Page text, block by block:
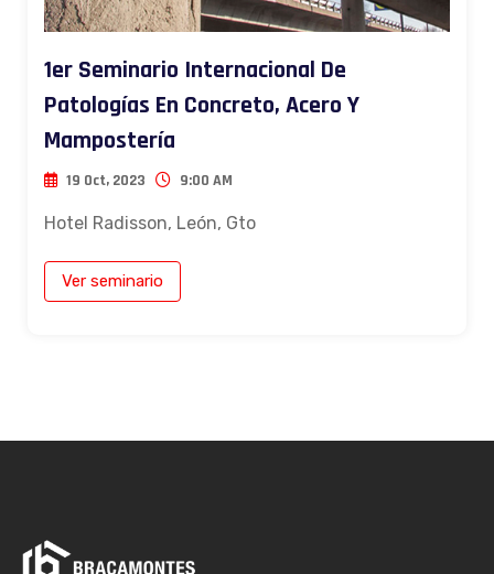
1er Seminario Internacional De
Patologías En Concreto, Acero Y
Mampostería
19 Oct, 2023 9:00 AM
Hotel Radisson, León, Gto
Ver seminario